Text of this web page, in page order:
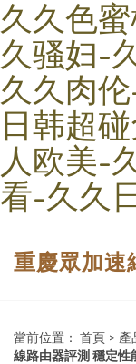
久久色
久骚妇-
久久肉
日韩超
人欧美-
看-久久
重慶眾加速
當前位置： 首頁 > 產
線路由器評測 穩定性